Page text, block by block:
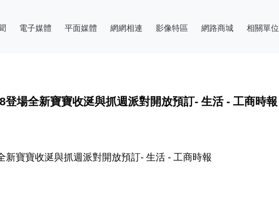
電子媒體 平面媒體 網網相連 影像特區 網路商城 相關單位
場全新寶寶收涎與抓週派對開放預訂- 生活 - 工商時報
寶寶收涎與抓週派對開放預訂- 生活 - 工商時報